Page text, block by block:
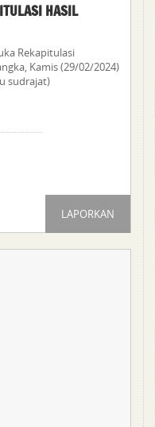
HASIL
Rekapitulasi
Kamis (29/02/2024)
sudrajat)
LAPORKAN